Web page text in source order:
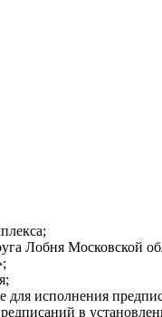
Лобня Московской
исполнения
в